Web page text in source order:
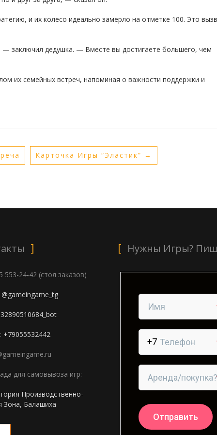
и их колесо идеально замерло на отметке 100. Это
заключил дедушка. — Вместе вы достигаете большего, чем
их семейных встреч, напоминая о важности поддержки и
Карточка Игры “Эластик” →
553-24-42 (стол заказов)
@gameingame_tg
+79055532442
для самовывоза игр:
Производственно-
Зона, Балашиха
Нужны Игры?